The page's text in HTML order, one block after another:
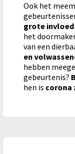
Ook het
grote invloed
het
van een
en
hebben
gebeurtenis?
hen is corona